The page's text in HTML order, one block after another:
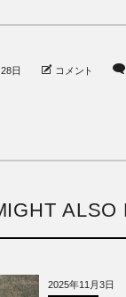
日 コメント
ALSO
2025年11月3日